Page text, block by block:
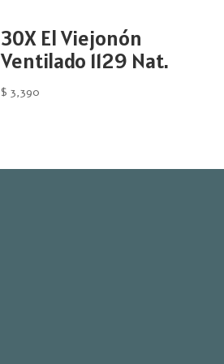
30X El Viejonón
Ventilado 1129 Nat.
$ 3,390